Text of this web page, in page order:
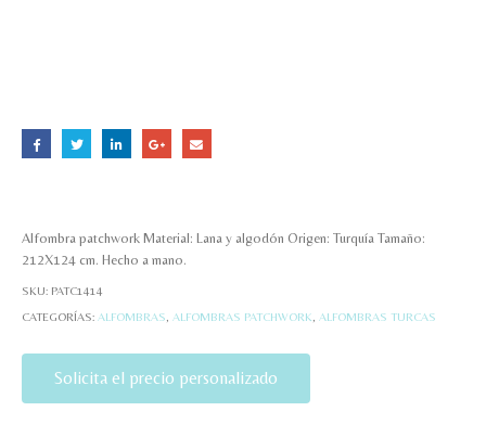
Alfombra patchwork Material: Lana y algodón Origen: Turquía Tamaño:
212X124 cm. Hecho a mano.
SKU: PATC1414
CATEGORÍAS: ALFOMBRAS ALFOMBRAS PATCHWORK ALFOMBRAS TURCAS
Solicita el precio personalizado